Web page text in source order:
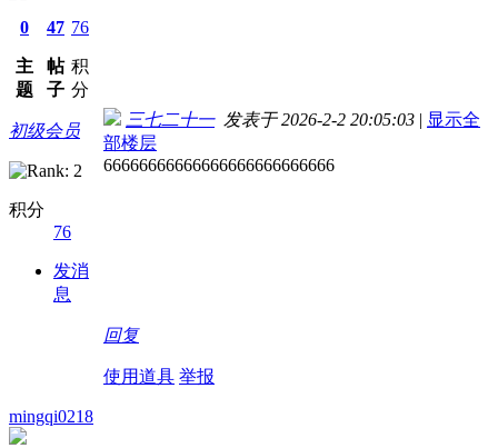
0
主
题
47
帖
子
76
积
分
初级会员
积分
76
发消
息
三七二十一发表于 2026-2-2 20:05:03 | 显示全
部楼层
66666666666666666666666666
回复
使用道具 举报
mingqi0218